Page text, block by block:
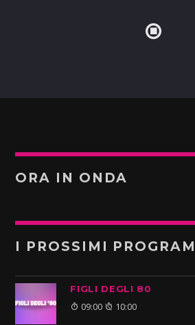
ORA IN ONDA
I PROSSIMI
FIGLI DEGLI 80
09:00 10:00